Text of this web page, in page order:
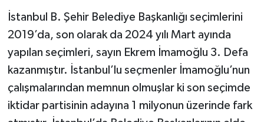
İstanbul B. Şehir Belediye Başkanlığı seçimlerini
2019’da, son olarak da 2024 yılı Mart ayında
yapılan seçimleri, sayın Ekrem İmamoğlu 3. Defa
kazanmıştır. İstanbul’lu seçmenler İmamoğlu’nun
çalışmalarından memnun olmuşlar ki son seçimde
iktidar partisinin adayına 1 milyonun üzerinde fark